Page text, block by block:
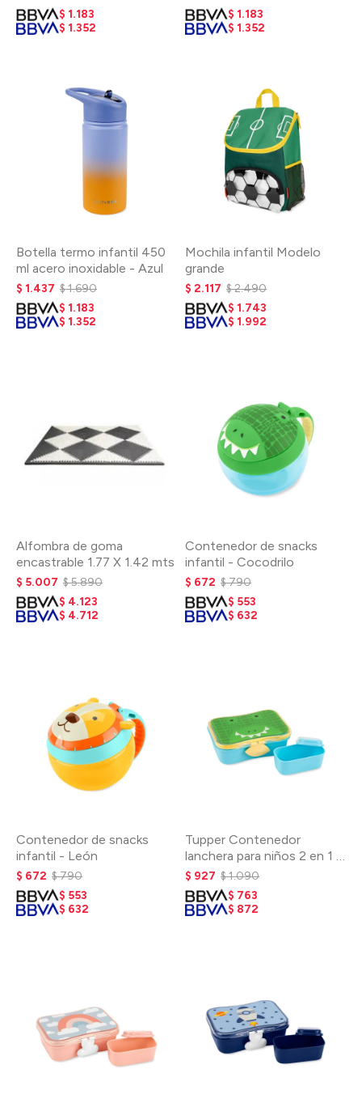
$ 1.183
$ 1.352
$ 1.183
$ 1.352
Botella termo infantil 450
ml acero inoxidable - Azul
$ 1.437 $1.690
$ 1.183
$ 1.352
Mochila infantil Modelo
grande
$ 2.117 $2.490
$ 1.743
$ 1.992
Alfombra de goma
encastrable 1.77 X 1.42 mts
$ 5.007 $5.890
$ 4.123
$ 4.712
Contenedor de snacks
infantil - Cocodrilo
$ 672 $790
$ 553
$ 632
Contenedor de snacks
infantil - León
$ 672 $790
$ 553
$ 632
Tupper Contenedor
lanchera para niños 2 en 1 -
Cocodrilo
$ 927 $1.090
$ 763
$ 872